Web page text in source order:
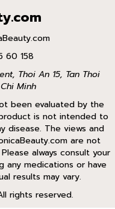
60 158
Thoi An 15, Tan Thoi
Minh
been evaluated by the
is not intended to
disease. The views and
are not
always consult your
any medications or have
results may vary.
rights reserved.